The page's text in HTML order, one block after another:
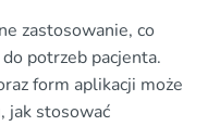
zastosowanie, co
potrzeb pacjenta.
form aplikacji może
jak stosować